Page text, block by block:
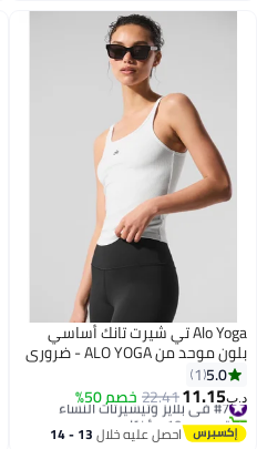
3
Alo Yoga تي شيرت تانك أساسي
بلون موحد من ALO YOGA - ضروري
للتنسيق اليومي وملابس خارجية،
مريح وقابل للتنفس
5.0
1
د.ب‏11.15
22.41خصم 50% #7 في بلايز وتيشيرتات النساء
تم بيع +10 مؤخرًا
#7 في بلايز وتيشيرتات النساء احصل عليه خلال 13 - 14